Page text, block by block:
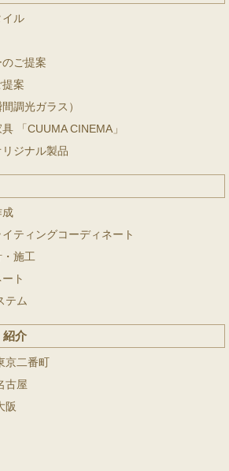
イル
ご提案
案
調光ガラス）
「CUUMA CINEMA」
ジナル製品
成
ティングコーディネート
・施工
ト
テム
紹介
二番町
古屋
阪